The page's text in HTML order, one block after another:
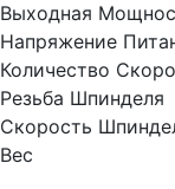
Выходная
Напряжение
Количество
Резьба Шпинделя
Скорость
Вес